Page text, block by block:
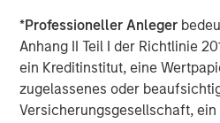
*Professioneller Anleger
Anhang II Teil I der Richtlinie
ein Kreditinstitut, eine
zugelassenes oder
Versicherungsgesellschaft,
consumer spending, competition,
preferences, government
may adversely affect global
negatively impact the strategy to a
strategy's assets were invested in
ESG strategies that incorporate